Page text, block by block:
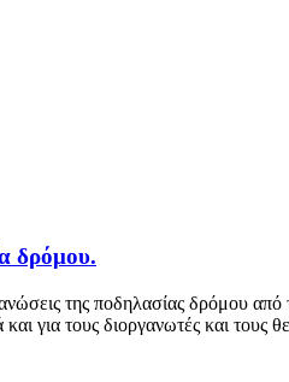
δρόμου.
της ποδηλασίας δρόμου
για τους διοργανωτές και τους